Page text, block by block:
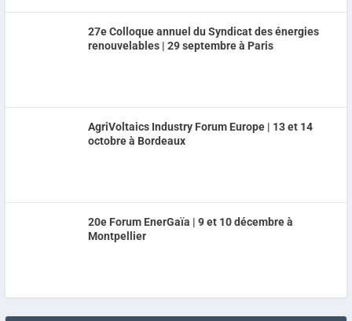
27e Colloque annuel du Syndicat des énergies
renouvelables | 29 septembre à Paris
AgriVoltaics Industry Forum Europe | 13 et 14
octobre à Bordeaux
20e Forum EnerGaïa | 9 et 10 décembre à
Montpellier